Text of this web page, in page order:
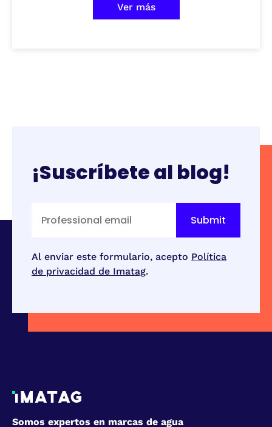
Ver más
¡Suscríbete al blog!
Al enviar este formulario, acepto Política
de privacidad de Imatag.
Somos expertos en marcas de agua